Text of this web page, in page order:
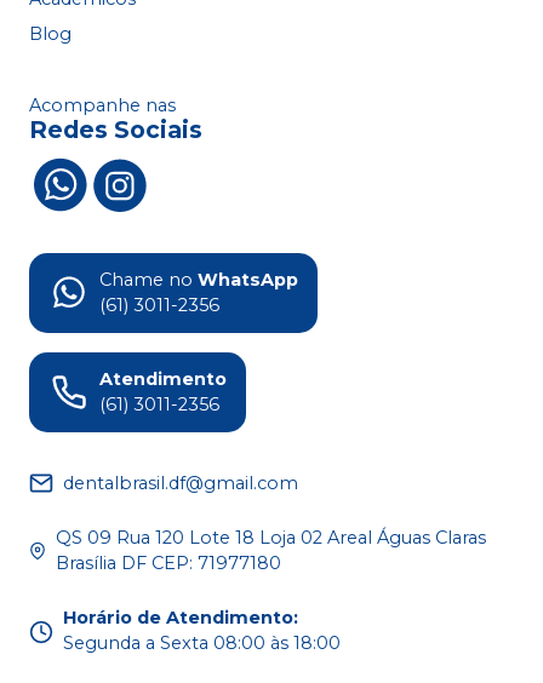
Blog
Acompanhe nas
Redes Sociais
Chame no WhatsApp
(61) 3011-2356
Atendimento
(61) 3011-2356
dentalbrasil.df@gmail.com
QS 09 Rua 120 Lote 18 Loja 02 Areal Águas Claras
Brasília DF CEP: 71977180
Horário de Atendimento:
Segunda a Sexta 08:00 às 18:00